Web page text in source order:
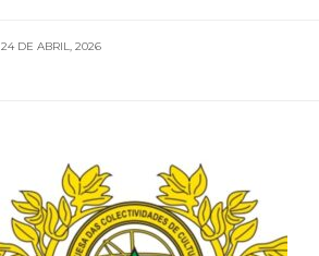
24 DE ABRIL, 2026